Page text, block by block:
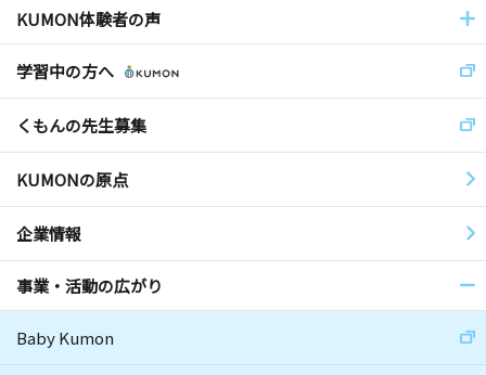
KUMON体験者の声
学習中の方へ
くもんの先生募集
KUMONの原点
企業情報
事業・活動の広がり
Baby Kumon